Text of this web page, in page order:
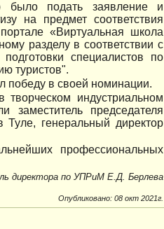
было подать заявление и
на предмет соответствия
«Виртуальная школа
разделу в соответствии с
специалистов по
туристов".
победу в своей номинации.
индустриальном
заместитель председателя
генеральный директор
профессиональных
директора по УПРиМ Е.Д. Берлева
Опубликовано: 08 окт 2021г.